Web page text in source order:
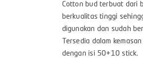
Cotton bud terbuat dari
berkualitas tinggi
digunakan dan sudah
Tersedia dalam
dengan isi 50+10 stick.